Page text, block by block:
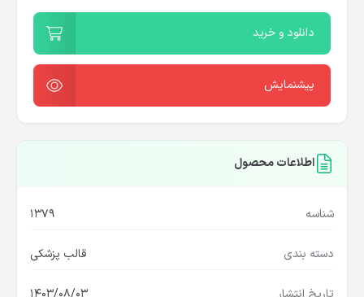
دانلود و خرید
پیشنمایش
اطلاعات محصول
شناسه 1379
دسته بندی قالب پزشکی